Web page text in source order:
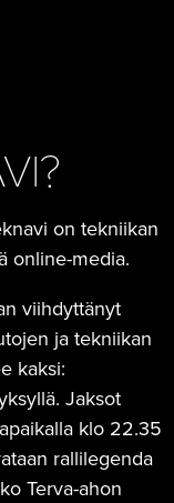
on tekniikan
online-media.
viihdyttänyt
ja tekniikan
kaksi:
Jaksot
klo 22.35
rallilegenda
Terva-ahon